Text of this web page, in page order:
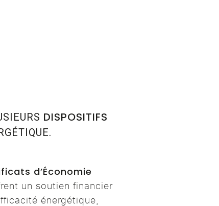
DISPOSITIFS
d’Économie
un soutien financier
énergétique,